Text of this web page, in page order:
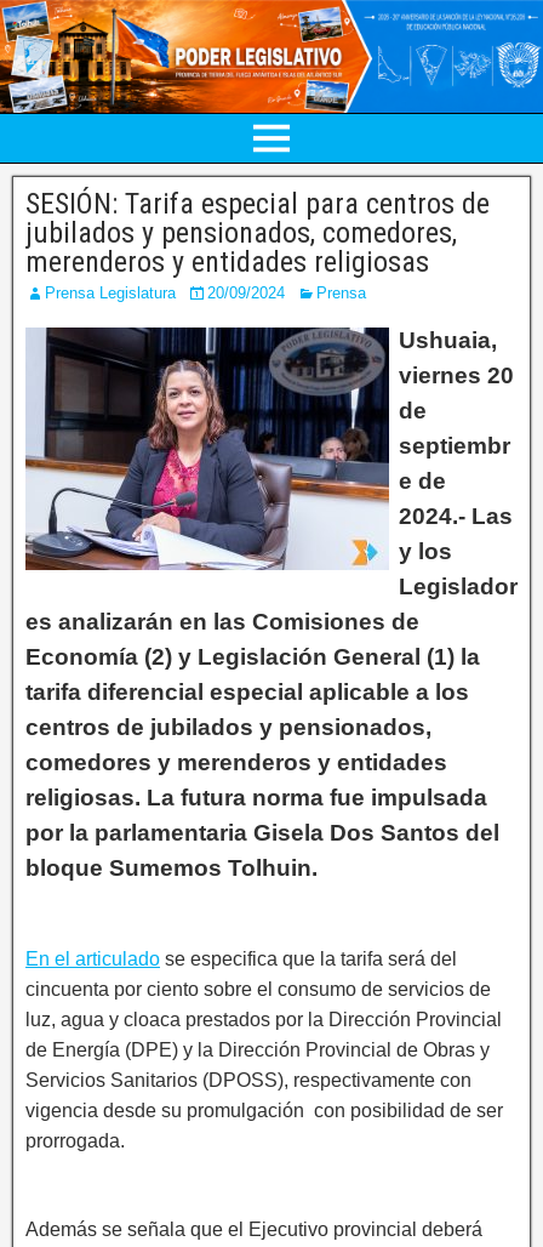
SESIÓN: Tarifa especial para centros de
jubilados y pensionados, comedores,
merenderos y entidades religiosas
Prensa Legislatura 20/09/2024 Prensa
Ushuaia,
viernes 20
de
septiembr
e de
2024.- Las
y los
Legislador
es analizarán en las Comisiones de
Economía (2) y Legislación General (1) la
tarifa diferencial especial aplicable a los
centros de jubilados y pensionados,
comedores y merenderos y entidades
religiosas. La futura norma fue impulsada
por la parlamentaria Gisela Dos Santos del
bloque Sumemos Tolhuin.
En el articulado se especifica que la tarifa será del
cincuenta por ciento sobre el consumo de servicios de
luz, agua y cloaca prestados por la Dirección Provincial
de Energía (DPE) y la Dirección Provincial de Obras y
Servicios Sanitarios (DPOSS), respectivamente con
vigencia desde su promulgación con posibilidad de ser
prorrogada.
Además se señala que el Ejecutivo provincial deberá